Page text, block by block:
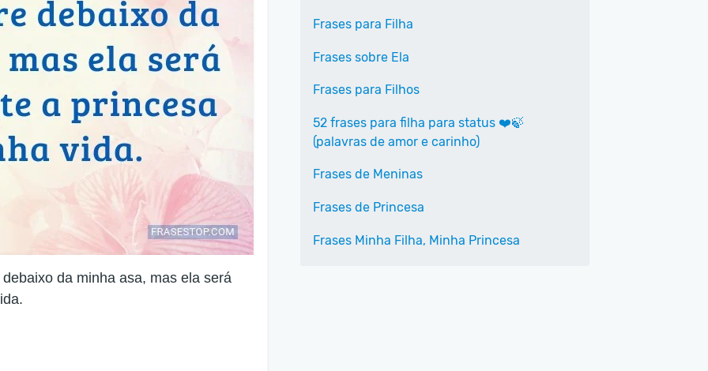
da minha asa, mas ela será
Frases para Filha
Frases sobre Ela
Frases para Filhos
52 frases para filha para status ❤️🍃
(palavras de amor e carinho)
Frases de Meninas
Frases de Princesa
Frases Minha Filha, Minha Princesa